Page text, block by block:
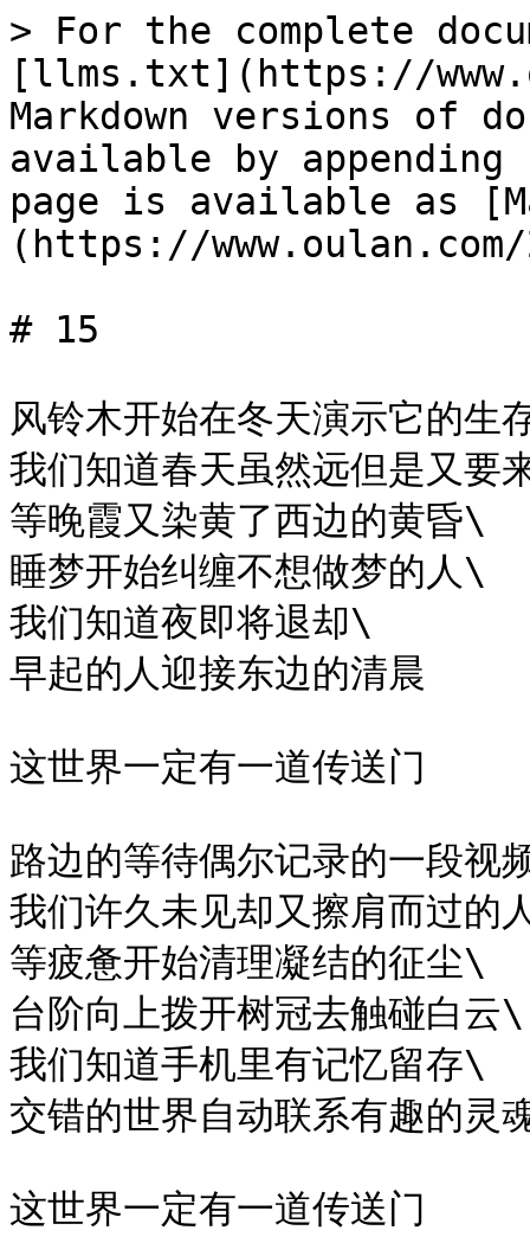
> For the complete
[llms.txt](https://
Markdown versions of
available by
page is available as
(https://
# 15
风铃木开始在冬天演示它的生
我们知道春天虽然远但是又要
等晚霞又染黄了西边的黄昏\
睡梦开始纠缠不想做梦的人\
我们知道夜即将退却\
早起的人迎接东边的清晨
这世界一定有一道传送门
路边的等待偶尔记录的一段视
我们许久未见却又擦肩而过的
等疲惫开始清理凝结的征尘\
台阶向上拨开树冠去触碰白云\
我们知道手机里有记忆留存\
交错的世界自动联系有趣的灵
这世界一定有一道传送门